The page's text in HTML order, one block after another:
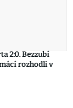
2:0. Bezzubí
rozhodli v